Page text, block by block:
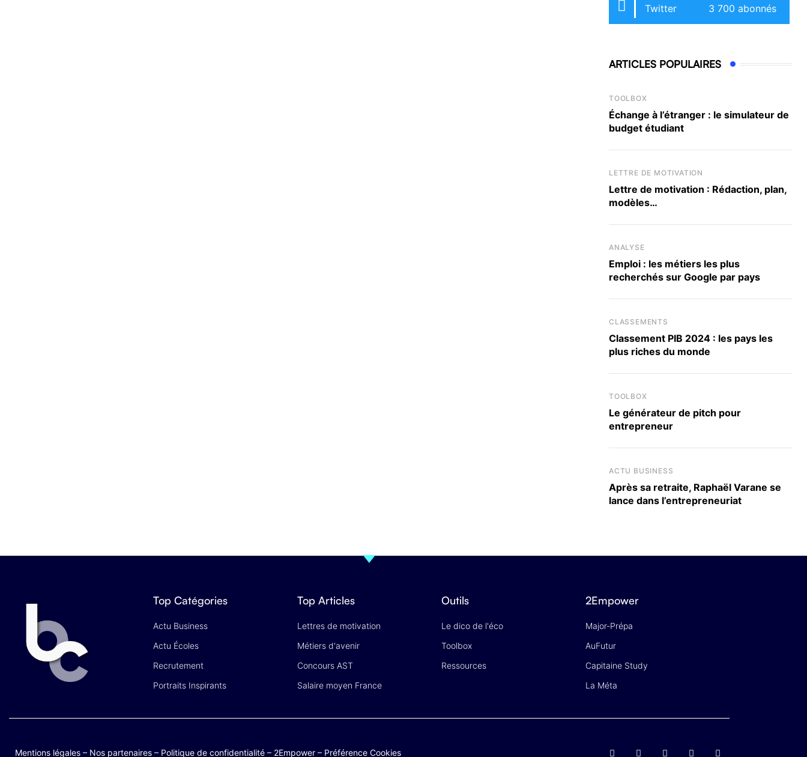
Twitter 3 700 abonnés
ARTICLES POPULAIRES
TOOLBOX
Échange à l’étranger : le simulateur de
budget étudiant
LETTRE DE MOTIVATION
Lettre de motivation : Rédaction, plan,
modèles…
ANALYSE
Emploi : les métiers les plus
recherchés sur Google par pays
CLASSEMENTS
Classement PIB 2024 : les pays les
plus riches du monde
TOOLBOX
Le générateur de pitch pour
entrepreneur
ACTU BUSINESS
Après sa retraite, Raphaël Varane se
lance dans l’entrepreneuriat
Top Catégories
Actu Business
Actu Écoles
Recrutement
Portraits Inspirants
Top Articles
Lettres de motivation
Métiers d'avenir
Concours AST
Salaire moyen France
Outils
Le dico de l'éco
Toolbox
Ressources
2Empower
Major-Prépa
AuFutur
Capitaine Study
La Méta
Mentions légales – Nos partenaires – Politique de confidentialité – 2Empower – Préférence Cookies